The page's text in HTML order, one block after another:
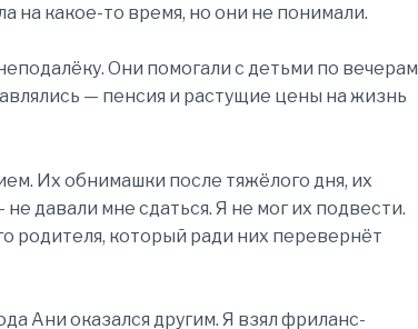
на какое-то время, но они не понимали.
Они помогали с детьми по вечерам
— пенсия и растущие цены на жизнь
Их обнимашки после тяжёлого дня, их
давали мне сдаться. Я не мог их подвести.
родителя, который ради них перевернёт
Ани оказался другим. Я взял фриланс-